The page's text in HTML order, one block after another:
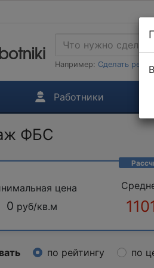
Например: Сделать
Работники
ФБС
цена
0 руб/кв.м
по рейтингу по